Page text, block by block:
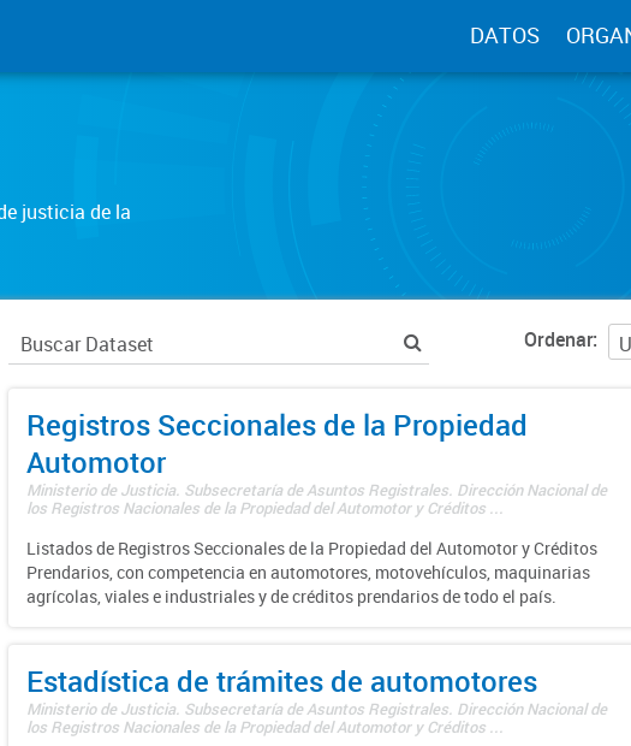
DATOS
justicia de la
Ordenar
Registros Seccionales de la Propiedad
Automotor
Ministerio de Justicia. Subsecretaría de Asuntos Registrales. Dirección Nacional de
los Registros Nacionales de la Propiedad del Automotor y Créditos ...
Listados de Registros Seccionales de la Propiedad del Automotor y Créditos
Prendarios, con competencia en automotores, motovehículos, maquinarias
agrícolas, viales e industriales y de créditos prendarios de todo el país.
Estadística de trámites de automotores
Ministerio de Justicia. Subsecretaría de Asuntos Registrales. Dirección Nacional de
los Registros Nacionales de la Propiedad del Automotor y Créditos ...